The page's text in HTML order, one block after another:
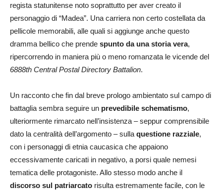
regista statunitense noto soprattutto per aver creato il
personaggio di “Madea”. Una carriera non certo costellata da
pellicole memorabili, alle quali si aggiunge anche questo
dramma bellico che prende spunto da una storia vera,
ripercorrendo in maniera più o meno romanzata le vicende del
6888th Central Postal Directory Battalion.
Un racconto che fin dal breve prologo ambientato sul campo di
battaglia sembra seguire un prevedibile schematismo,
ulteriormente rimarcato nell’insistenza – seppur comprensibile
dato la centralità dell’argomento – sulla questione razziale,
con i personaggi di etnia caucasica che appaiono
eccessivamente caricati in negativo, a porsi quale nemesi
tematica delle protagoniste. Allo stesso modo anche il
discorso sul patriarcato risulta estremamente facile, con le